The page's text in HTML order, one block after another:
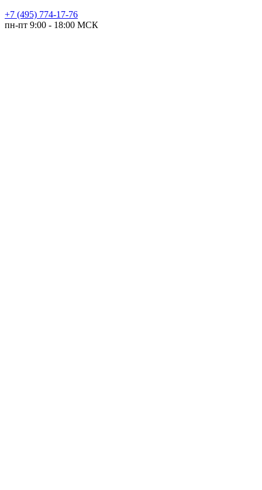
+7 (495) 774-17-76
пн-пт 9:00 - 18:00 МСК